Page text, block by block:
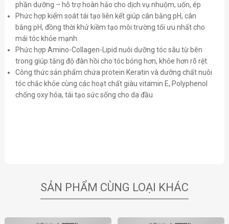
phần dưỡng – hỗ trợ hoàn hảo cho dịch vụ nhuộm, uốn, ép
Phức hợp kiểm soát tái tạo liên kết giúp cân bằng pH, cân
bằng pH, đồng thời khử kiềm tạo môi trường tối ưu nhất cho
mái tóc khỏe mạnh
Phức hợp Amino-Collagen-Lipid nuôi dưỡng tóc sâu từ bên
trong giúp tăng độ đàn hồi cho tóc bóng hơn, khỏe hơn rõ rệt.
Công thức sản phẩm chứa protein Keratin và dưỡng chất nuôi
tóc chắc khỏe cùng các hoạt chất giàu vitamin E, Polyphenol
chống oxy hóa, tái tạo sức sống cho da đầu
SẢN PHẨM CÙNG LOẠI KHÁC